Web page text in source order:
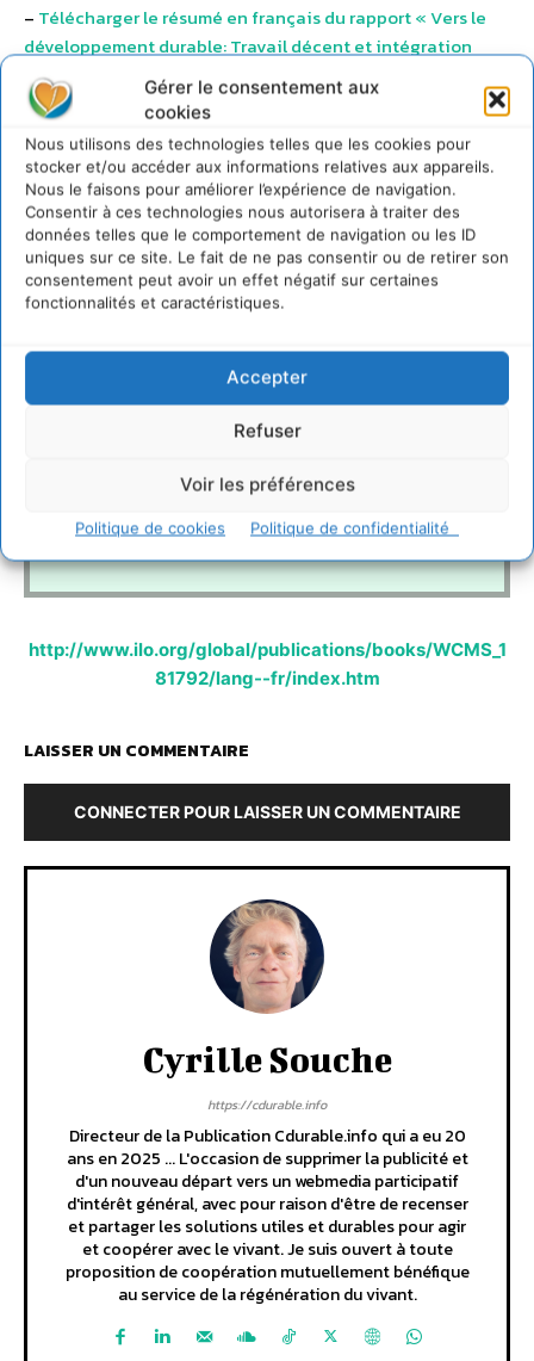
Gérer le consentement aux
cookies
Nous utilisons des technologies telles que les cookies pour
stocker et/ou accéder aux informations relatives aux appareils.
Nous le faisons pour améliorer l’expérience de navigation.
Consentir à ces technologies nous autorisera à traiter des
données telles que le comportement de navigation ou les ID
uniques sur ce site. Le fait de ne pas consentir ou de retirer son
consentement peut avoir un effet négatif sur certaines
fonctionnalités et caractéristiques.
Accepter
Refuser
Voir les préférences
Politique de cookies Politique de confidentialité
– Télécharger le résumé en français du rapport « Vers le
développement durable: Travail décent et intégration
sociale dans une économie verte »
Documents joints
Résumé en français du rapport « Vers le développement durable: Travail
décent et intégration sociale dans une économie verte »
Pour plus d’informations, merci de contacter le
au + 41 22/799-7912
http://www.ilo.org/global/publications/books/WCMS_1
81792/lang--fr/index.htm
LAISSER UN COMMENTAIRE
CONNECTER POUR LAISSER UN COMMENTAIRE
Cyrille Souche
https://cdurable.info
Directeur de la Publication Cdurable.info qui a eu 20
ans en 2025 ... L'occasion de supprimer la publicité et
d'un nouveau départ vers un webmedia participatif
d'intérêt général, avec pour raison d'être de recenser
et partager les solutions utiles et durables pour agir
et coopérer avec le vivant. Je suis ouvert à toute
proposition de coopération mutuellement bénéfique
au service de la régénération du vivant.